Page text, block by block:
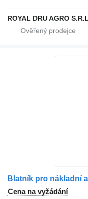
ROYAL DRU AGRO
Blatník pro nákladní
Cena na vyžádání